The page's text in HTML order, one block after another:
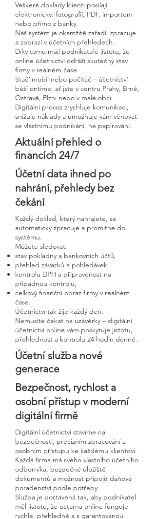
Veškeré doklady klienti posílají
elektronicky: fotografií, PDF, importem
nebo přímo z banky.
Náš systém je okamžitě zařadí, zpracuje
a zobrazí v účetních přehledech.
Díky tomu mají podnikatelé jistotu, že
online účetnictví odráží skutečný stav
firmy v reálném čase.
Stačí mobil nebo počítač – účetnictví
běží ontime, ať jste v centru Prahy, Brně,
Ostravě, Plzni nebo v malé obci.
Digitální provoz zrychluje komunikaci,
snižuje náklady a umožňuje vám věnovat
se vlastnímu podnikání, ne papírování.
Aktuální přehled o
financích 24/7
Účetní data ihned po
nahrání, přehledy bez
čekání
Každý doklad, který nahrajete, se
automaticky zpracuje a promítne do
systému.
Můžete sledovat:
stav pokladny a bankovních účtů,
přehled závazků a pohledávek,
kontrolu DPH a připravenost na
případnou kontrolu,
celkový finanční obraz firmy v reálném
čase.
Účetnictví tak žije každý den.
Nemusíte čekat na uzávěrky – digitální
účetnictví online vám poskytuje jistotu,
přehlednost a kontrolu 24 hodin denně.
Účetní služba nové
generace
Bezpečnost, rychlost a
osobní přístup v moderní
digitální firmě
Digitální účetnictví stavíme na
bezpečnosti, precizním zpracování a
osobním přístupu ke každému klientovi.
Každá firma má svého vlastního účetního
odborníka, bezpečné úložiště
dokumentů a možnost připojit daňové
poradenství podle potřeby.
Služba je postavená tak, aby podnikatel
měl jistotu, že uctarna online funguje
rychle, přehledně a s garantovanou